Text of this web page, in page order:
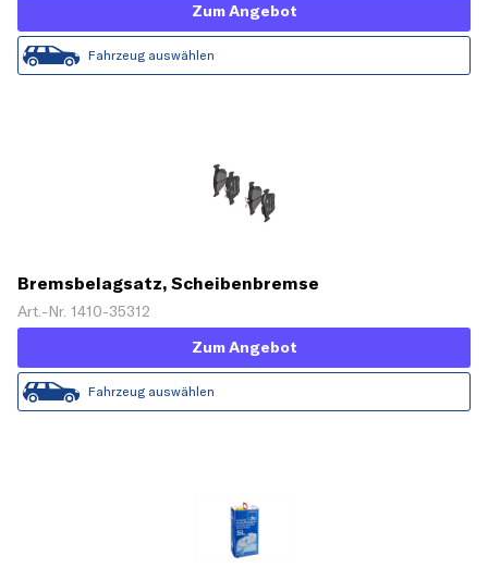
Zum Angebot
Fahrzeug auswählen
Bremsbelagsatz, Scheibenbremse
Art.-Nr. 1410-35312
Zum Angebot
Fahrzeug auswählen